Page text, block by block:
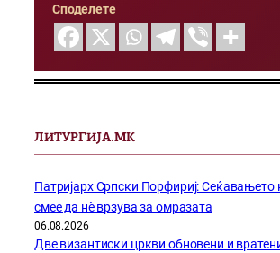
Споделете
ЛИТУРГИЈА.МК
Патријарх Српски Порфириј: Сеќавањето
смее да нѐ врзува за омразата
06.08.2026
Две византиски цркви обновени и